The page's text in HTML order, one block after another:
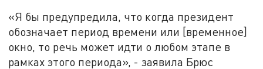
«Я бы предупредила, что когда президент
обозначает период времени или [временное]
окно, то речь может идти о любом этапе в
рамках этого периода», - заявила Брюс